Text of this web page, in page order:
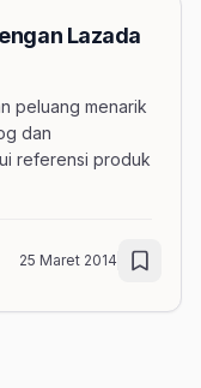
Lazada
peluang menarik
dan
referensi produk
25 Maret 2014